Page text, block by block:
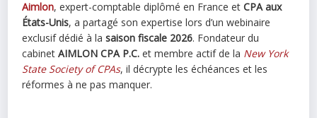
Aimlon, expert-comptable diplômé en France etCPA aux
États-Unis, a partagé son expertise lors d’un webinaire
exclusif dédié à lasaison fiscale 2026. Fondateur du
cabinetAIMLON CPA P.C. et membre actif de la New York
State Society of CPAs, il décrypte les échéances et les
réformes à ne pas manquer.